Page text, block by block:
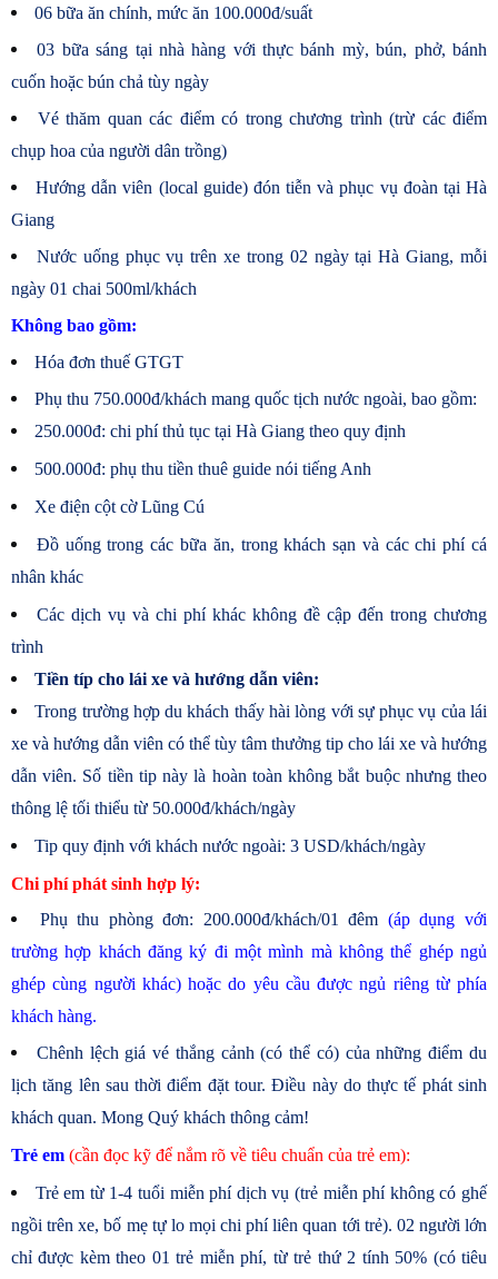
06 bữa ăn chính, mức ăn 100.000đ/suất
03 bữa sáng tại nhà hàng với thực bánh mỳ, bún, phở, bánh
cuốn hoặc bún chả tùy ngày
Vé thăm quan các điểm có trong chương trình (trừ các điểm
chụp hoa của người dân trồng)
Hướng dẫn viên (local guide) đón tiễn và phục vụ đoàn tại Hà
Giang
Nước uống phục vụ trên xe trong 02 ngày tại Hà Giang, mỗi
ngày 01 chai 500ml/khách
Không bao gồm:
Hóa đơn thuế GTGT
Phụ thu 750.000đ/khách mang quốc tịch nước ngoài, bao gồm:
250.000đ: chi phí thủ tục tại Hà Giang theo quy định
500.000đ: phụ thu tiền thuê guide nói tiếng Anh
Xe điện cột cờ Lũng Cú
Đồ uống trong các bữa ăn, trong khách sạn và các chi phí cá
nhân khác
Các dịch vụ và chi phí khác không đề cập đến trong chương
trình
Tiền típ cho lái xe và hướng dẫn viên:
Trong trường hợp du khách thấy hài lòng với sự phục vụ của lái
xe và hướng dẫn viên có thể tùy tâm thưởng tip cho lái xe và hướng
dẫn viên. Số tiền tip này là hoàn toàn không bắt buộc nhưng theo
thông lệ tối thiểu từ 50.000đ/khách/ngày
Tip quy định với khách nước ngoài: 3 USD/khách/ngày
Chi phí phát sinh hợp lý:
Phụ thu phòng đơn: 200.000đ/khách/01 đêm (áp dụng với
trường hợp khách đăng ký đi một mình mà không thể ghép ngủ
ghép cùng người khác) hoặc do yêu cầu được ngủ riêng từ phía
khách hàng.
Chênh lệch giá vé thắng cảnh (có thể có) của những điểm du
lịch tăng lên sau thời điểm đặt tour. Điều này do thực tế phát sinh
khách quan. Mong Quý khách thông cảm!
Trẻ em (cần đọc kỹ để nắm rõ về tiêu chuẩn của trẻ em):
Trẻ em từ 1-4 tuổi miễn phí dịch vụ (trẻ miễn phí không có ghế
ngồi trên xe, bố mẹ tự lo mọi chi phí liên quan tới trẻ). 02 người lớn
chỉ được kèm theo 01 trẻ miễn phí, từ trẻ thứ 2 tính 50% (có tiêu